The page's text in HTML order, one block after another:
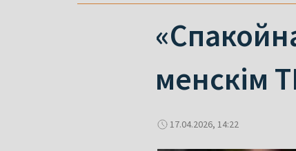
менскім
17.04.2026, 14:22